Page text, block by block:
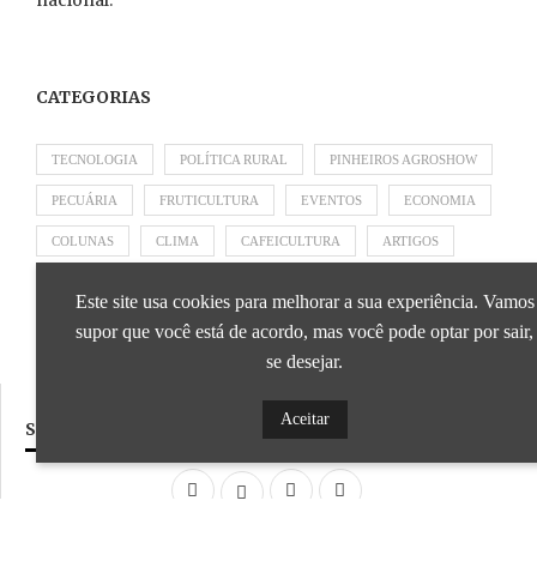
CATEGORIAS
TECNOLOGIA POLÍTICA RURAL PINHEIROS AGROSHOW
PECUÁRIA FRUTICULTURA EVENTOS ECONOMIA
COLUNAS CLIMA CAFEICULTURA ARTIGOS
APRESENTADO POR BRAPEX
SIGA NOSSAS REDES SOCIAIS
Este site usa cookies para melhorar a sua experiência. Vamos
supor que você está de acordo, mas você pode optar por sair,
se desejar.
Aceitar